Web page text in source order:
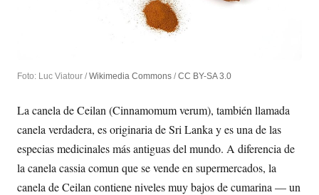
Foto: Luc Viatour / Wikimedia Commons / CC BY-SA 3.0
La canela de Ceilan (Cinnamomum verum), también llamada
canela verdadera, es originaria de Sri Lanka y es una de las
especias medicinales más antiguas del mundo. A diferencia de
la canela cassia comun que se vende en supermercados, la
canela de Ceilan contiene niveles muy bajos de cumarina — un